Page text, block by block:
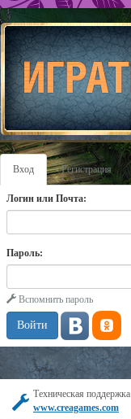
Вход Регистрация
Логин или Почта:
Пароль:
Вспомнить пароль
Техническая поддержка
www.creagames.com